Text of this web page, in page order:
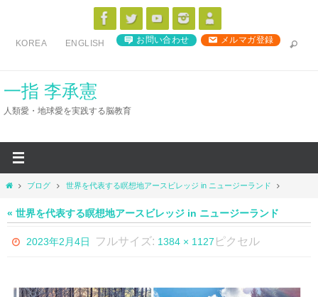
ス
KOREA ENGLISH お問い合わせ メルマガ登録
一指 李承憲
人類愛・地球愛を実践する脳教育
ホ
ム
ブログ 世界を代表する瞑想地アースビレッジ in ニュージーランド
« 世界を代表する瞑想地アースビレッジ in ニュージーランド
2023年2月4日 フルサイズ: 1384 × 1127 ピクセル